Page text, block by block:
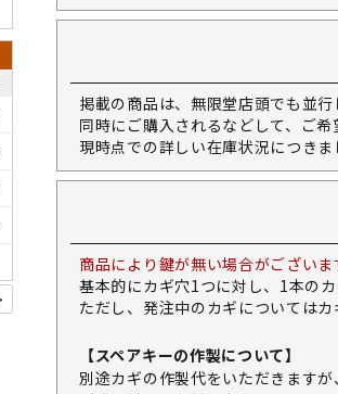
掲載の商品は、無限堂店頭でも並行
同時にご購入されるなどして、ご
現時点での詳しい在庫状況につき
商品により鍵が無い場合がござい
基本的にカギ穴1つに対し、1本の
ただし、発注中のカギについてはカ
【スペアキーの作製について】
別途カギの作製代をいただきますが